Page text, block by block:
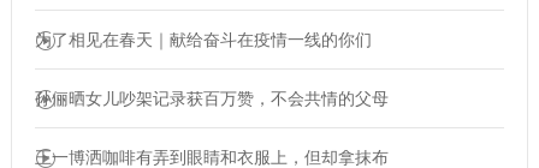
为了相见在春天｜献给奋斗在疫情一线的你们
孙俪晒女儿吵架记录获百万赞，不会共情的父母
王一博洒咖啡有弄到眼睛和衣服上，但却拿抹布